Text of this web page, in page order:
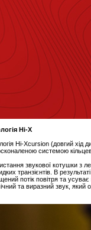
Hi-X
Hi-Xcursion (довгий хід
системою
звукової котушки з
транзієнтів. В
потік повітря та
та виразний звук, який